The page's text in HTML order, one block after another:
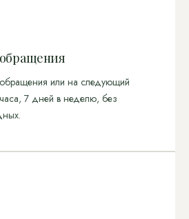
или на следующий
7 дней в неделю, без